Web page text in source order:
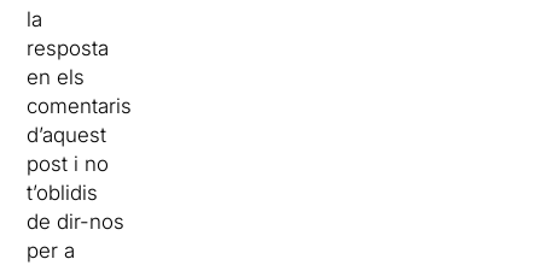
la
resposta
en els
comentaris
d’aquest
post i no
t’oblidis
de dir-nos
per a